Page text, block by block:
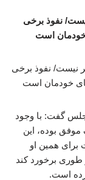
نفوذ برخی
خودمان است
گفت: با وجود
موفق بوده، این
همین او
طوری برخورد کند
است.